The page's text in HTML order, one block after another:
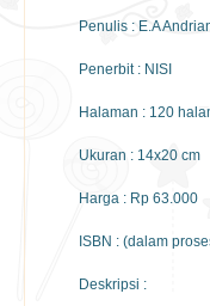
Penulis : E.A
Penerbit : NISI
Halaman : 120
Ukuran : 14x20 cm
Harga : Rp 63.000
ISBN : (dalam
Deskripsi :